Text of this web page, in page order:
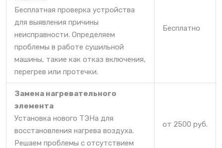
Бесплатная проверка устройства
для выявления причины
неисправности. Определяем
проблемы в работе сушильной
машины, такие как отказ включения,
перегрев или протечки.
Бесплатно
Замена нагревательного
элемента
Установка нового ТЭНа для
восстановления нагрева воздуха.
Решаем проблемы с отсутствием
от 2500 руб.